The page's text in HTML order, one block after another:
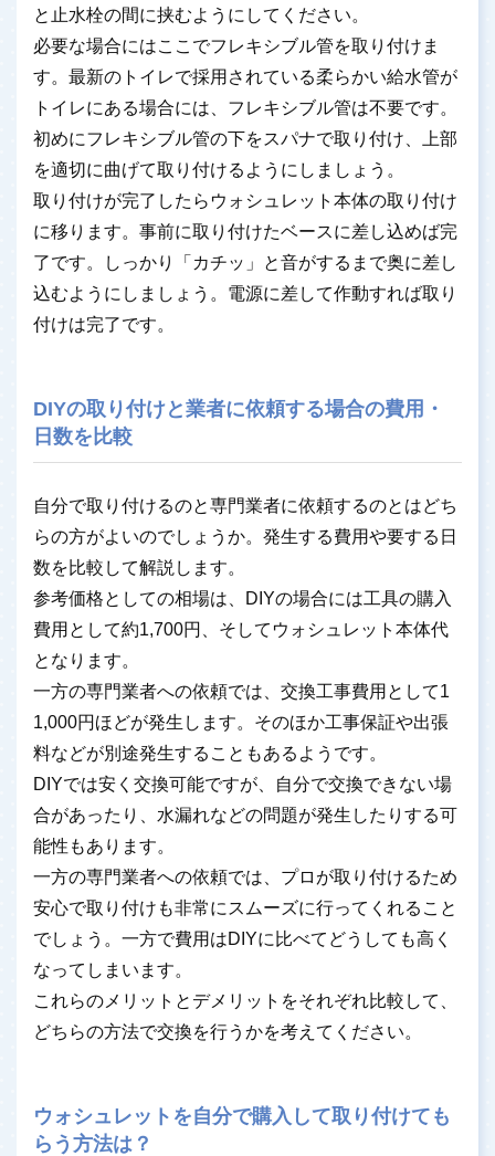
と止水栓の間に挟むようにしてください。
必要な場合にはここでフレキシブル管を取り付けま
す。最新のトイレで採用されている柔らかい給水管が
トイレにある場合には、フレキシブル管は不要です。
初めにフレキシブル管の下をスパナで取り付け、上部
を適切に曲げて取り付けるようにしましょう。
取り付けが完了したらウォシュレット本体の取り付け
に移ります。事前に取り付けたベースに差し込めば完
了です。しっかり「カチッ」と音がするまで奥に差し
込むようにしましょう。電源に差して作動すれば取り
付けは完了です。
DIYの取り付けと業者に依頼する場合の費用・
日数を比較
自分で取り付けるのと専門業者に依頼するのとはどち
らの方がよいのでしょうか。発生する費用や要する日
数を比較して解説します。
参考価格としての相場は、DIYの場合には工具の購入
費用として約1,700円、そしてウォシュレット本体代
となります。
一方の専門業者への依頼では、交換工事費用として1
1,000円ほどが発生します。そのほか工事保証や出張
料などが別途発生することもあるようです。
DIYでは安く交換可能ですが、自分で交換できない場
合があったり、水漏れなどの問題が発生したりする可
能性もあります。
一方の専門業者への依頼では、プロが取り付けるため
安心で取り付けも非常にスムーズに行ってくれること
でしょう。一方で費用はDIYに比べてどうしても高く
なってしまいます。
これらのメリットとデメリットをそれぞれ比較して、
どちらの方法で交換を行うかを考えてください。
ウォシュレットを自分で購入して取り付けても
らう方法は？